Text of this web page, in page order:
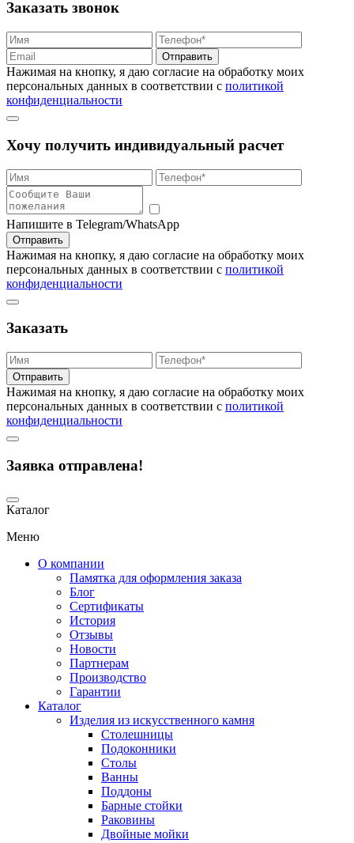
Заказать звонок
Отправить
Нажимая на кнопку, я даю согласие на обработку моих
персональных данных в соответствии с политикой
конфиденциальности
Хочу получить индивидуальный расчет
Напишите в Telegram/WhatsApp
Отправить
Нажимая на кнопку, я даю согласие на обработку моих
персональных данных в соответствии с политикой
конфиденциальности
Заказать
Отправить
Нажимая на кнопку, я даю согласие на обработку моих
персональных данных в соответствии с политикой
конфиденциальности
Заявка отправлена!
Каталог
Меню
О компании
Памятка для оформления заказа
Блог
Сертификаты
История
Отзывы
Новости
Партнерам
Производство
Гарантии
Каталог
Изделия из искусственного камня
Столешницы
Подоконники
Столы
Ванны
Поддоны
Барные стойки
Раковины
Двойные мойки